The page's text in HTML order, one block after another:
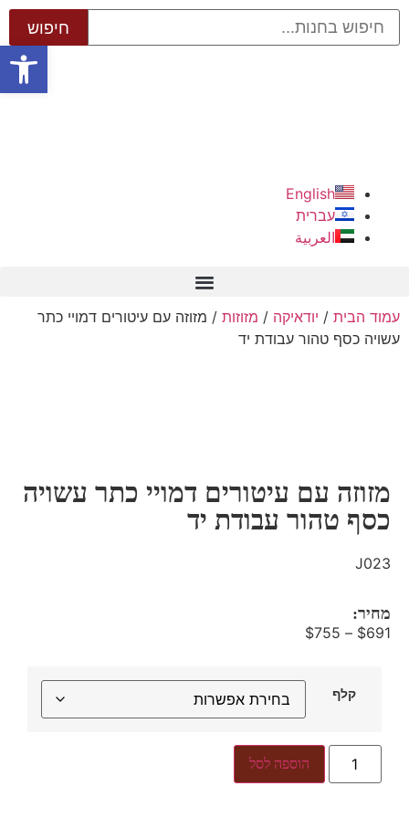
English
עברית
العربية
עמוד הבית / יודאיקה / מזוזות / מזוזה עם עיטורים דמויי כתר
עשויה כסף טהור עבודת יד
מזוזה עם עיטורים דמויי כתר עשויה
כסף טהור עבודת יד
J023
מחיר:
$691
–
$755
קלף
הוספה לסל
פתח